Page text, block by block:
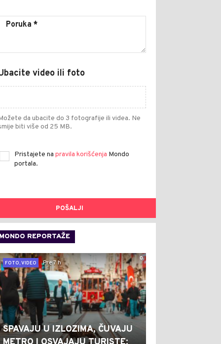
video ili foto
da ubacite do 3 fotografije ili videa. Ne
biti više od 25 MB.
Pristajete na pravila korišćenja Mondo
portala.
POŠALJI
MONDO REPORTAŽE
0
FOTO, VIDEO
Pre 7 h
SPAVAJU U IZLOZIMA, ČUVAJU